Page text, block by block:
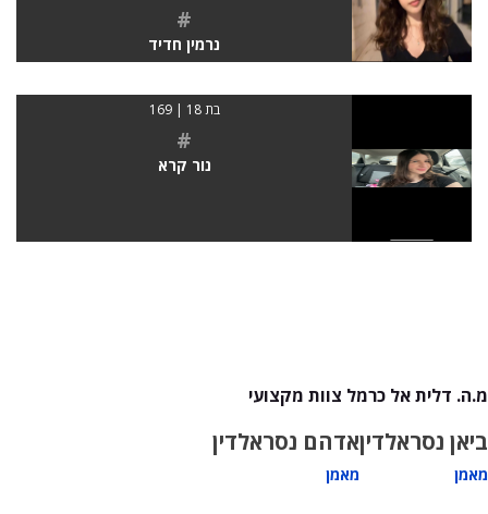
#
נרמין חדיד
בת 18 | 169
#
נור קרא
מ.ה. דלית אל כרמל צוות מקצועי
ביאן נסראלדין
מאמן
אדהם נסראלדין
מאמן